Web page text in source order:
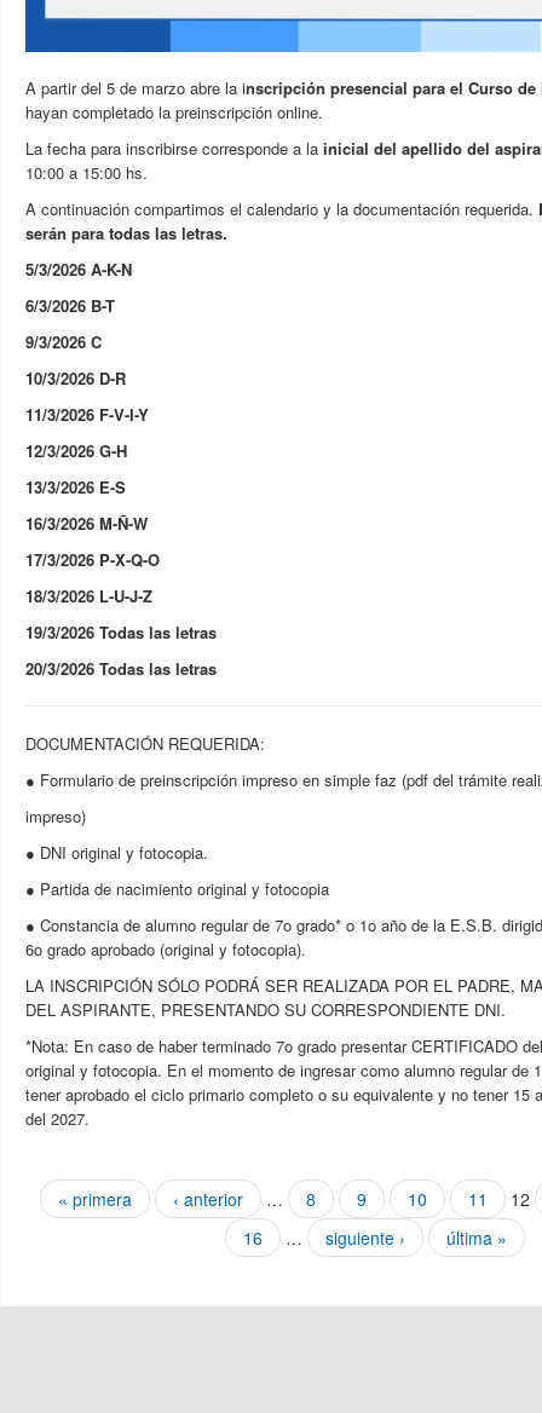
A partir del 5 de marzo abre la inscripción presencial para el Curso de
hayan completado la preinscripción online.
La fecha para inscribirse corresponde a la inicial del apellido del
10:00 a 15:00 hs.
A continuación compartimos el calendario y la documentación requerida.
serán para todas las letras.
5/3/2026 A-K-N
6/3/2026 B-T
9/3/2026 C
10/3/2026 D-R
11/3/2026 F-V-I-Y
12/3/2026 G-H
13/3/2026 E-S
16/3/2026 M-Ñ-W
17/3/2026 P-X-Q-O
18/3/2026 L-U-J-Z
19/3/2026 Todas las letras
20/3/2026 Todas las letras
DOCUMENTACIÓN REQUERIDA:
● Formulario de preinscripción impreso en simple faz (pdf del trámite
impreso)
● DNI original y fotocopia.
● Partida de nacimiento original y fotocopia
● Constancia de alumno regular de 7o grado* o 1o año de la E.S.B.
6o grado aprobado (original y fotocopia).
LA INSCRIPCIÓN SÓLO PODRÁ SER REALIZADA POR EL PADRE,
DEL ASPIRANTE, PRESENTANDO SU CORRESPONDIENTE DNI.
*Nota: En caso de haber terminado 7o grado presentar CERTIFICADO
original y fotocopia. En el momento de ingresar como alumno regular de
tener aprobado el ciclo primario completo o su equivalente y no tener 15
del 2027.
Páginas
« primera ‹ anterior … 8 9 10 11
12
16
… siguiente › última »